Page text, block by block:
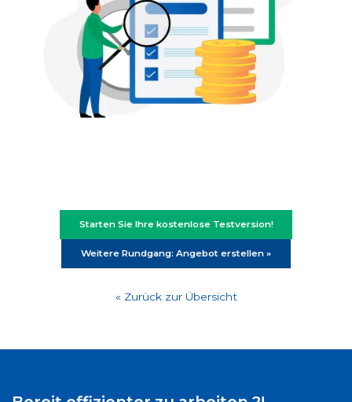
Starten Sie Ihre kostenlose Testversion!
Weitere Rundgang: Angebot erstellen »
« Zurück zur Übersicht